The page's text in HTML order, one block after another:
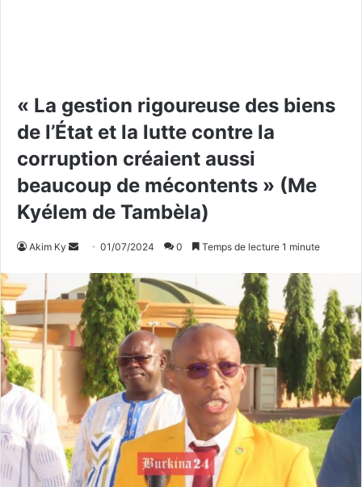
« La gestion rigoureuse des biens
de l’État et la lutte contre la
corruption créaient aussi
beaucoup de mécontents » (Me
Kyélem de Tambèla)
Akim Ky
v
o
y
e
n
c
o
r
01/07/2024 0 Temps de lecture 1 minute